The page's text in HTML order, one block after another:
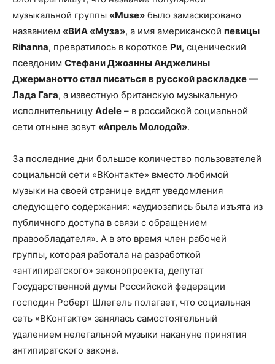
музыкальной группы «Muse» было замаскировано
названием «ВИА «Муза», а имя американской певицы
Rihanna, превратилось в короткое Ри, сценический
псевдоним Стефани Джоанны Анджелины
Джерманотто стал писаться в русской раскладке —
Лада Гага, а известную британскую музыкальную
исполнительницу Adele – в российской социальной
сети отныне зовут «Апрель Молодой».
За последние дни большое количество пользователей
социальной сети «ВКонтакте» вместо любимой
музыки на своей странице видят уведомления
следующего содержания: «аудиозапись была изъята из
публичного доступа в связи с обращением
правообладателя». А в это время член рабочей
группы, которая работала на разработкой
«антипиратского» законопроекта, депутат
Государственной думы Российской федерации
господин Роберт Шлегель полагает, что социальная
сеть «ВКонтакте» занялась самостоятельный
удалением нелегальной музыки накануне принятия
антипиратского закона.